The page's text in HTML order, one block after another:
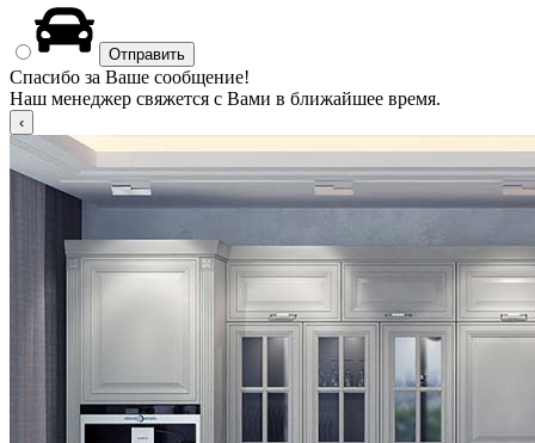
Спасибо за Ваше сообщение!
Наш менеджер свяжется с Вами в ближайшее время.